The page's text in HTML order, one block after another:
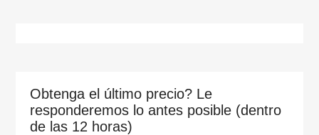
Obtenga el último precio? Le
responderemos lo antes posible (dentro
de las 12 horas)